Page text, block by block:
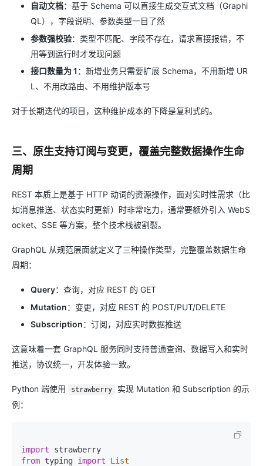
自动文档：基于 Schema 可以直接生成交互式文档（Graphi
QL），字段说明、参数类型一目了然
参数强校验：类型不匹配、字段不存在，请求直接报错，不
用等到运行时才发现问题
接口数量为 1 ：新增业务只需要扩展 Schema，不用新增 UR
L、不用改路由、不用维护版本号
对于长期迭代的项目，这种维护成本的下降是复利式的。
三、原生支持订阅与变更，覆盖完整数据操作生命
周期
REST 本质上是基于 HTTP 动词的资源操作，面对实时性需求（比
如消息推送、状态实时更新）时非常吃力，通常要额外引入 WebS
ocket、SSE 等方案，整个技术栈被割裂。
GraphQL 从规范层面就定义了三种操作类型，完整覆盖数据生命
周期：
Query：查询，对应 REST 的 GET
Mutation：变更，对应 REST 的 POST/PUT/DELETE
Subscription：订阅，对应实时数据推送
这意味着一套 GraphQL 服务同时支持普通查询、数据写入和实时
推送，协议统一，开发体验一致。
Python 端使用 strawberry
实现 Mutation 和 Subscription 的示
例：
import
from typing import
List